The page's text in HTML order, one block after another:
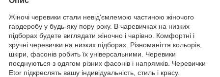
Жіночі черевики стали невід'ємлемою частиною жіночого
гардеробу у будь-яку пору року. В чаревичках на низких
підборах будете виглядати жіночно і чарівно. Комфортні і
зручні черевички на низких підборах. Різноманіття кольорів,
шкіри, фасонів робить їх універсальними. Черевики
поєднуються з одягом різних фасонів і напрямків. Черевички
Etor підкреслять вашу індивідуальність, стиль і красу.